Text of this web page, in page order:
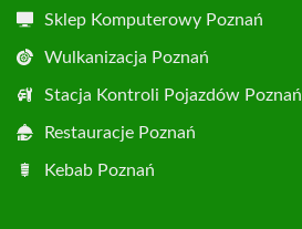
Sklep Komputerowy Poznań
Wulkanizacja Poznań
Stacja Kontroli Pojazdów Poznań
Restauracje Poznań
Kebab Poznań